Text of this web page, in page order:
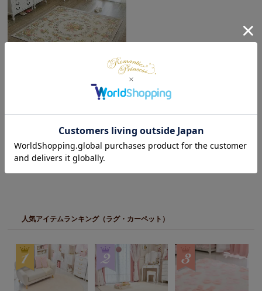
【直送】【お届けグループC】
ブーケ柄シェニールゴブランラ
¥11,000
在庫切れ
人気アイテムランキング（ラグ・カーペット）